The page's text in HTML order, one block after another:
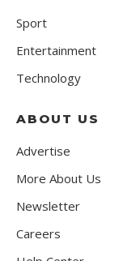
Sport
Entertainment
Technology
ABOUT US
Advertise
More About Us
Newsletter
Careers